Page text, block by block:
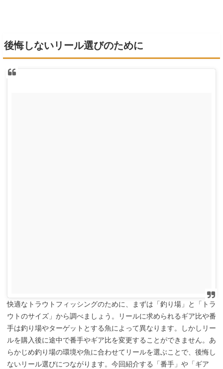
後悔しないリール選びのために
快適なトラウトフィッシングのために、まずは「釣り場」と「トラ
ウトのサイズ」から調べましょう。リールに求められるギア比や番
手は釣り場やターゲットとする魚によって異なります。しかしリー
ルを購入後に途中で番手やギア比を変更することができません。あ
らかじめ釣り場の環境や魚に合わせてリールを選ぶことで、後悔し
ないリール選びにつながります。今回紹介する「番手」や「ギア